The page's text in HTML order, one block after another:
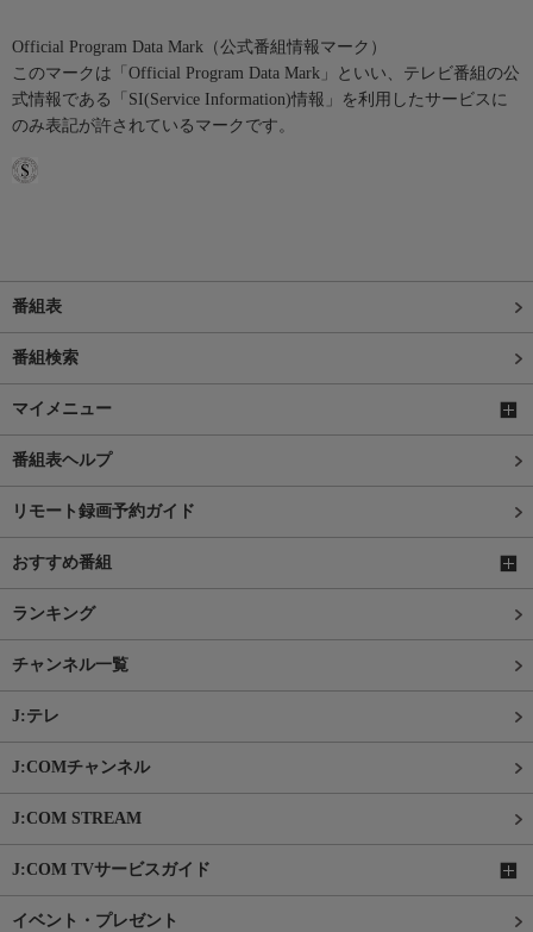
Official Program Data Mark（公式番組情報マーク）
このマークは「Official Program Data Mark」といい、テレビ番組の公
式情報である「SI(Service Information)情報」を利用したサービスに
のみ表記が許されているマークです。
番組表
番組検索
マイメニュー
番組表ヘルプ
リモート録画予約ガイド
おすすめ番組
ランキング
チャンネル一覧
J:テレ
J:COMチャンネル
J:COM STREAM
J:COM TVサービスガイド
イベント・プレゼント